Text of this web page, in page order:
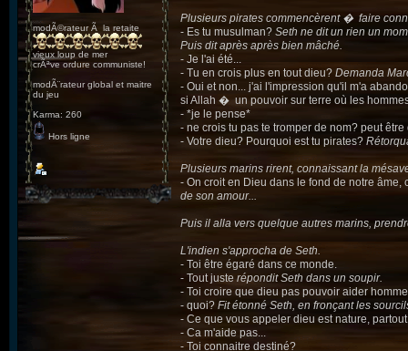
modÃ©rateur Ã la retaite
vieux loup de mer
crÃªve ordure communiste!
modÃ¨rateur global et maitre
du jeu
Karma: 260
Hors ligne
Plusieurs pirates commencèrent � faire
- Es tu musulman? Seth ne dit un rien un
Puis dit après après bien mâché.
- Je l'ai été...
- Tu en crois plus en tout dieu? Demanda
- Oui et non... j'ai l'impression qu'il m'a
si Allah � un pouvoir sur terre où les
- *je le pense*
- ne crois tu pas te tromper de nom? peut
- Votre dieu? Pourquoi est tu pirates?
Plusieurs marins rirent, connaissant la
- On croit en Dieu dans le fond de notre
de son amour...
Puis il alla vers quelque autres marins,
L'indien s'approcha de Seth.
- Toi être égaré dans ce monde.
- Tout juste répondit Seth dans un soupir.
- Toi croire que dieu pas pouvoir aider
- quoi? Fit étonné Seth, en fronçant les
- Ce que vous appeler dieu est nature,
- Ca m'aide pas...
- Toi connaitre destiné?